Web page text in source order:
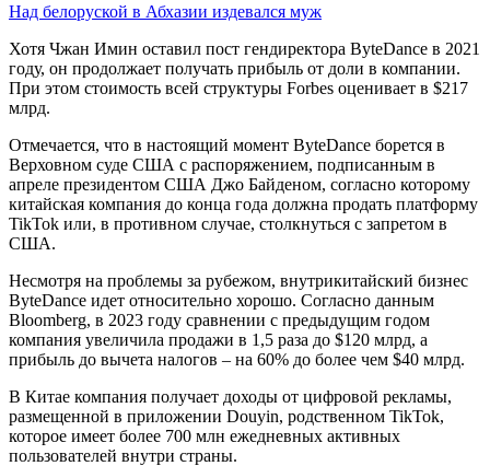
Над белоруской в Абхазии издевался муж
Хотя Чжан Имин оставил пост гендиректора ByteDance в 2021
году, он продолжает получать прибыль от доли в компании.
При этом стоимость всей структуры Forbes оценивает в $217
млрд.
Отмечается, что в настоящий момент ByteDance борется в
Верховном суде США с распоряжением, подписанным в
апреле президентом США Джо Байденом, согласно которому
китайская компания до конца года должна продать платформу
TikTok или, в противном случае, столкнуться с запретом в
США.
Несмотря на проблемы за рубежом, внутрикитайский бизнес
ByteDance идет относительно хорошо. Cогласно данным
Bloomberg, в 2023 году сравнении с предыдущим годом
компания увеличила продажи в 1,5 раза до $120 млрд, а
прибыль до вычета налогов – на 60% до более чем $40 млрд.
В Китае компания получает доходы от цифровой рекламы,
размещенной в приложении Douyin, родственном TikTok,
которое имеет более 700 млн ежедневных активных
пользователей внутри страны.